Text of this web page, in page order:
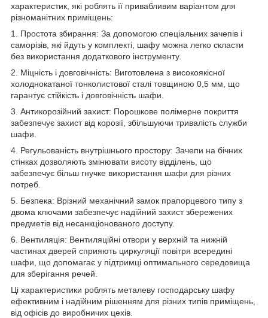
характеристик, які роблять її привабливим варіантом для
різноманітних приміщень:
1. Простота збирання: За допомогою спеціальних зачепів і
саморізів, які йдуть у комплекті, шафу можна легко скласти
без використання додаткового інструменту.
2. Міцність і довговічність: Виготовлена з високоякісної
холоднокатаної тонколистової сталі товщиною 0,5 мм, що
гарантує стійкість і довговічність шафи.
3. Антикорозійний захист: Порошкове полімерне покриття
забезпечує захист від корозії, збільшуючи тривалість служби
шафи.
4. Регульованість внутрішнього простору: Зачепи на бічних
стінках дозволяють змінювати висоту відділень, що
забезпечує більш гнучке використання шафи для різних
потреб.
5. Безпека: Врізний механічний замок прапорцевого типу з
двома ключами забезпечує надійний захист збережених
предметів від несанкціонованого доступу.
6. Вентиляція: Вентиляційні отвори у верхній та нижній
частинах дверей сприяють циркуляції повітря всередині
шафи, що допомагає у підтримці оптимального середовища
для зберігання речей.
Ці характеристики роблять металеву господарську шафу
ефективним і надійним рішенням для різних типів приміщень,
від офісів до виробничих цехів.